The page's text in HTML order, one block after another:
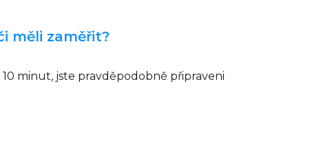
měli zaměřit?
minut, jste pravděpodobně připraveni